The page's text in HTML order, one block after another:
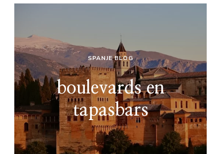
SPANJE BLOG
boulevards en
tapasbars